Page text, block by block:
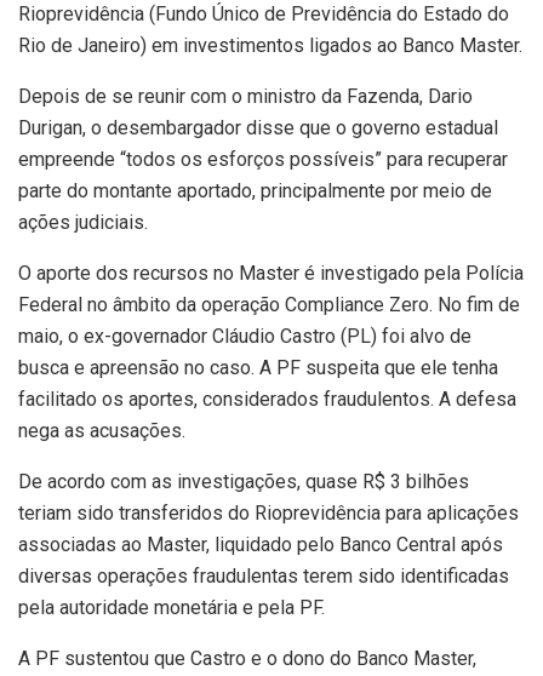
Rioprevidência (Fundo Único de Previdência do Estado do
Rio de Janeiro) em investimentos ligados ao Banco Master.
Depois de se reunir com o ministro da Fazenda, Dario
Durigan, o desembargador disse que o governo estadual
empreende “todos os esforços possíveis” para recuperar
parte do montante aportado, principalmente por meio de
ações judiciais.
O aporte dos recursos no Master é investigado pela Polícia
Federal no âmbito da operação Compliance Zero. No fim de
maio, o ex-governador Cláudio Castro (PL) foi alvo de
busca e apreensão no caso. A PF suspeita que ele tenha
facilitado os aportes, considerados fraudulentos. A defesa
nega as acusações.
De acordo com as investigações, quase R$ 3 bilhões
teriam sido transferidos do Rioprevidência para aplicações
associadas ao Master, liquidado pelo Banco Central após
diversas operações fraudulentas terem sido identificadas
pela autoridade monetária e pela PF.
A PF sustentou que Castro e o dono do Banco Master,